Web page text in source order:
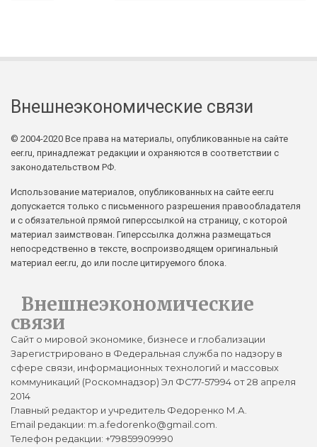
Внешнеэкономические связи
© 2004-2020 Все права на материалы, опубликованные на сайте
eer.ru, принадлежат редакции и охраняются в соответствии с
законодательством РФ.
Использование материалов, опубликованных на сайте eer.ru
допускается только с письменного разрешения правообладателя
и с обязательной прямой гиперссылкой на страницу, с которой
материал заимствован. Гиперссылка должна размещаться
непосредственно в тексте, воспроизводящем оригинальный
материал eer.ru, до или после цитируемого блока.
Внешнеэкономические
связи
Сайт о мировой экономике, бизнесе и глобализации
Зарегистрировано в Федеральная служба по надзору в
сфере связи, информационных технологий и массовых
коммуникаций (Роскомнадзор) Эл ФС77-57994 от 28 апреля
2014
Главный редактор и учредитель Федоренко М.А.
Email редакции: m.a.fedorenko@gmail.com.
Телефон редакции: +79859909990